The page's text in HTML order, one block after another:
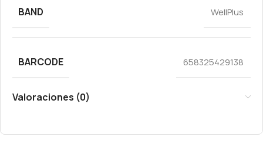
BAND WellPlus
BARCODE 658325429138
Valoraciones (0)